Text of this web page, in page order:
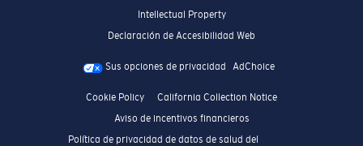
Intellectual Property
Declaración de Accesibilidad Web
Sus opciones de privacidad AdChoice
Cookie Policy
California Collection Notice
Aviso de incentivos financieros
Política de privacidad de datos de salud del